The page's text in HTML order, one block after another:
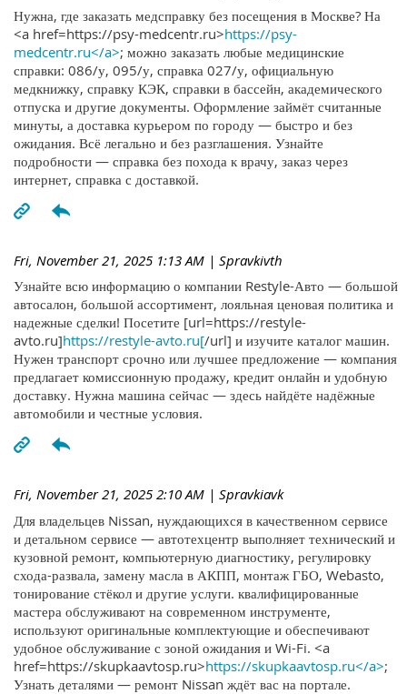
Нужна, где заказать медсправку без посещения в Москве? На
<a href=https://psy-medcentr.ru>https://psy-
medcentr.ru</a>; можно заказать любые медицинские
справки: 086/у, 095/у, справка 027/у, официальную
медкнижку, справку КЭК, справки в бассейн, академического
отпуска и другие документы. Оформление займёт считанные
минуты, а доставка курьером по городу — быстро и без
ожидания. Всё легально и без разглашения. Узнайте
подробности — справка без похода к врачу, заказ через
интернет, справка с доставкой.
Fri, November 21, 2025 1:13 AM | Spravkivth
Узнайте всю информацию о компании Restyle-Авто — большой
автосалон, большой ассортимент, лояльная ценовая политика и
надежные сделки! Посетите [url=https://restyle-
avto.ru]https://restyle-avto.ru[/url] и изучите каталог машин.
Нужен транспорт срочно или лучшее предложение — компания
предлагает комиссионную продажу, кредит онлайн и удобную
доставку. Нужна машина сейчас — здесь найдёте надёжные
автомобили и честные условия.
Fri, November 21, 2025 2:10 AM | Spravkiavk
Для владельцев Nissan, нуждающихся в качественном сервисе
и детальном сервисе — автотехцентр выполняет технический и
кузовной ремонт, компьютерную диагностику, регулировку
схода-развала, замену масла в АКПП, монтаж ГБО, Webasto,
тонирование стёкол и другие услуги. квалифицированные
мастера обслуживают на современном инструменте,
используют оригинальные комплектующие и обеспечивают
удобное обслуживание с зоной ожидания и Wi-Fi. <a
href=https://skupkaavtosp.ru>https://skupkaavtosp.ru</a>;
Узнать деталями — ремонт Nissan ждёт вас на портале.